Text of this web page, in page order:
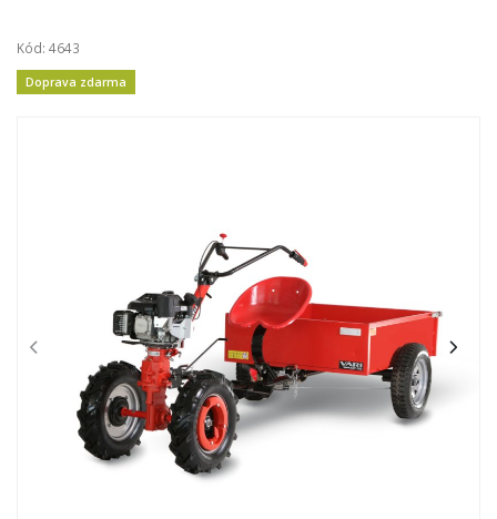
Kód: 4643
Doprava zdarma